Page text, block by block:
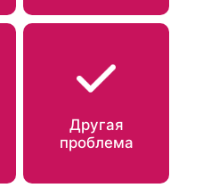
Другая
проблема